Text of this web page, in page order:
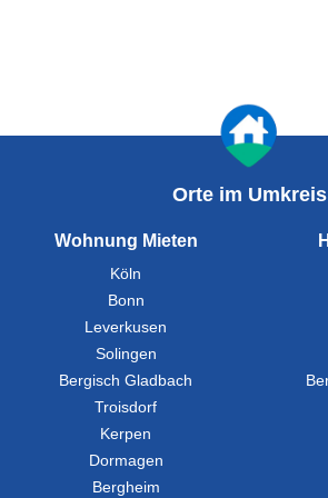
Orte im Umkreis
Wohnung Mieten
Köln
Bonn
Leverkusen
Solingen
Bergisch Gladbach
Troisdorf
Kerpen
Dormagen
Bergheim